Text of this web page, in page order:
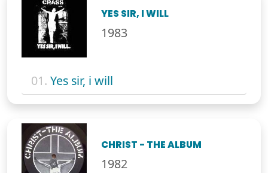
YES SIR, I WILL
1983
01. Yes sir, i will
CHRIST - THE ALBUM
1982